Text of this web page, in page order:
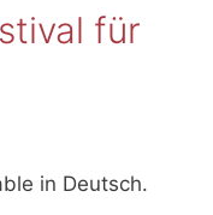
für
in Deutsch.